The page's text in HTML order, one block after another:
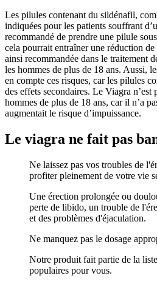
Les pilules contenant du sildénafil,
indiquées pour les patients souffrant
recommandé de prendre une pilule
cela pourrait entraîner une réduction
ainsi recommandée dans le traitement
les hommes de plus de 18 ans. Aussi,
en compte ces risques, car les pilules
des effets secondaires. Le Viagra n’est
hommes de plus de 18 ans, car il n’a
augmentait le risque d’impuissance.
Le viagra ne fait pas
Ne laissez pas vos troubles de
profiter pleinement de votre vie
Une érection prolongée ou
perte de libido, un trouble de
et des problèmes d'éjaculation.
Ne manquez pas le dosage
Notre produit fait partie de la
populaires pour vous.